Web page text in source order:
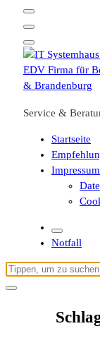
Service &
Startseite
Impressum
Notfall
Suchen
nach: